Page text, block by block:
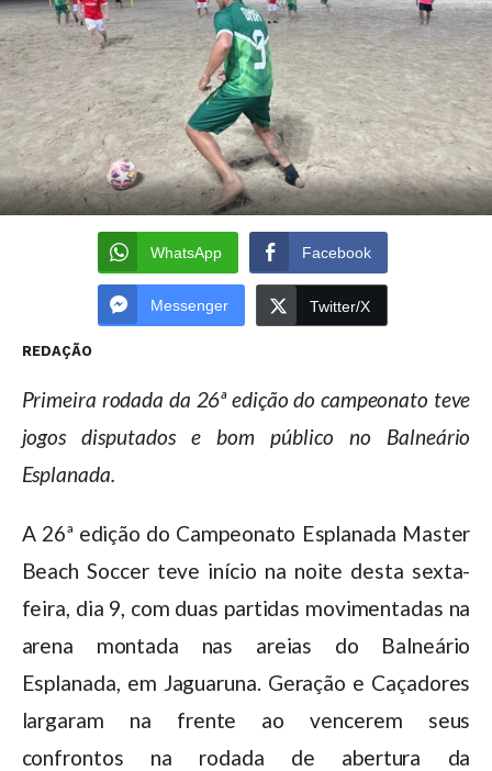
WhatsApp Facebook
Messenger Twitter/X
REDAÇÃO
Primeira rodada da 26ª edição do campeonato teve
jogos disputados e bom público no Balneário
Esplanada.
A 26ª edição do Campeonato Esplanada Master
Beach Soccer teve início na noite desta sexta-
feira, dia 9, com duas partidas movimentadas na
arena montada nas areias do Balneário
Esplanada, em Jaguaruna. Geração e Caçadores
largaram na frente ao vencerem seus
confrontos na rodada de abertura da